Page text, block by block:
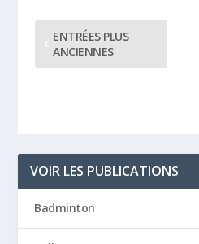
ENTRÉES PLUS
ANCIENNES
VOIR LES PUBLICATIONS
Badminton